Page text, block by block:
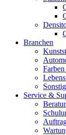
Branchen
Service &